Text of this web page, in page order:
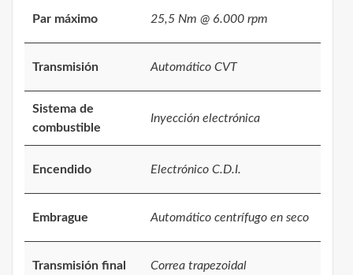
Par máximo 25,5 Nm @ 6.000 rpm
Transmisión Automático CVT
Sistema de
combustible
Inyección electrónica
Encendido Electrónico C.D.I.
Embrague Automático centrífugo en seco
Transmisión final Correa trapezoidal